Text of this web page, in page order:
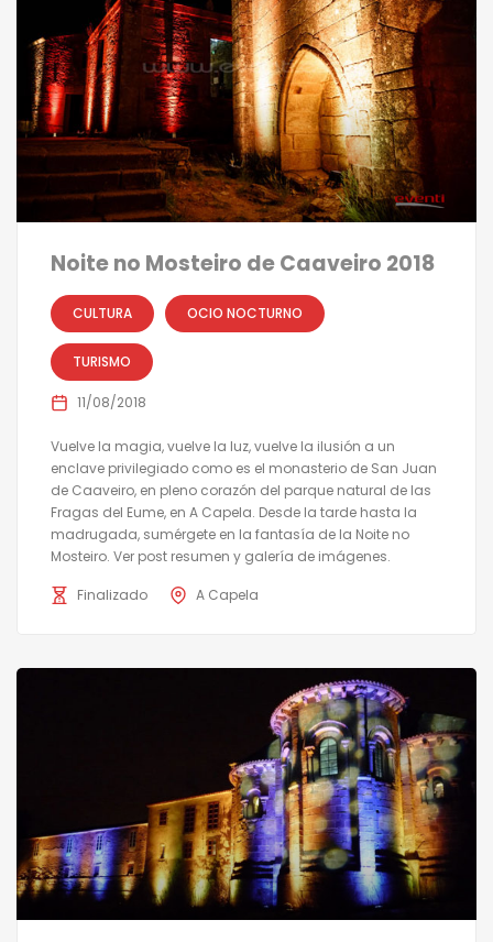
Noite no Mosteiro de Caaveiro 2018
CULTURA OCIO NOCTURNO
TURISMO
11/08/2018
Vuelve la magia, vuelve la luz, vuelve la ilusión a un
enclave privilegiado como es el monasterio de San Juan
de Caaveiro, en pleno corazón del parque natural de las
Fragas del Eume, en A Capela. Desde la tarde hasta la
madrugada, sumérgete en la fantasía de la Noite no
Mosteiro. Ver post resumen y galería de imágenes.
Finalizado A Capela